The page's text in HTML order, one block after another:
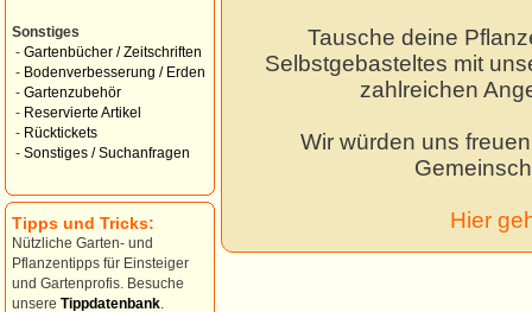
Sonstiges
- Gartenbücher / Zeitschriften
- Bodenverbesserung / Erden
- Gartenzubehör
- Reservierte Artikel
- Rücktickets
- Sonstiges / Suchanfragen
Tipps und Tricks:
Nützliche Garten- und
Pflanzentipps für Einsteiger
und Gartenprofis. Besuche
unsere Tippdatenbank
Tausche deine
Selbstgebasteltes mit
zahlreichen
Wir würden uns
Hier